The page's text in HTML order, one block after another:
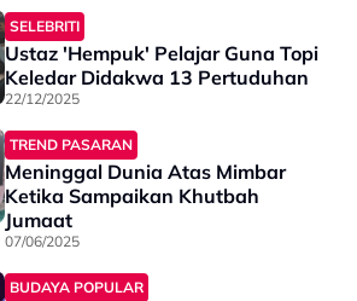
SELEBRITI
Ustaz 'Hempuk' Pelajar Guna Topi
Keledar Didakwa 13 Pertuduhan
22/12/2025
TREND PASARAN
Meninggal Dunia Atas Mimbar
Ketika Sampaikan Khutbah
Jumaat
07/06/2025
BUDAYA POPULAR